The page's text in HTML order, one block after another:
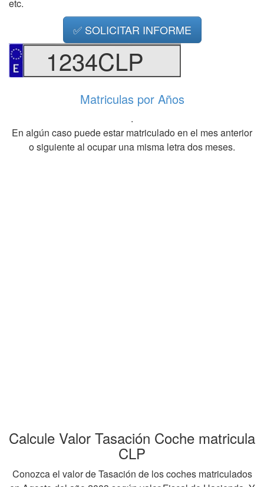
etc.
✅ SOLICITAR INFORME
1234CLP
Matriculas por Años
.
En algún caso puede estar matriculado en el mes anterior
o siguiente al ocupar una misma letra dos meses.
Calcule Valor Tasación Coche matricula
CLP
Conozca el valor de Tasación de los coches matriculados